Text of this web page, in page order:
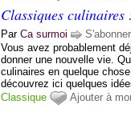
Classiques culinaires
ParCa surmoi S'abonner
Vous avez probablement
donner une nouvelle vie.
culinaires en quelque
découvrez ici quelques
Classique
Ajouter à